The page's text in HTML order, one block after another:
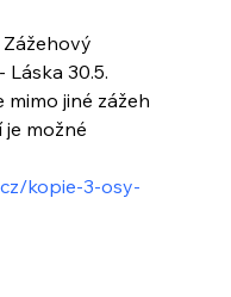
30.5.
jiné zážeh
je možné
kopie-3-osy-